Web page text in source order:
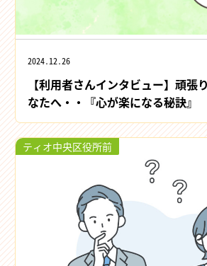
2024.12.26
【利用者さんインタビュー】頑張
なたへ・・『心が楽になる秘訣』
ティオ中央区役所前